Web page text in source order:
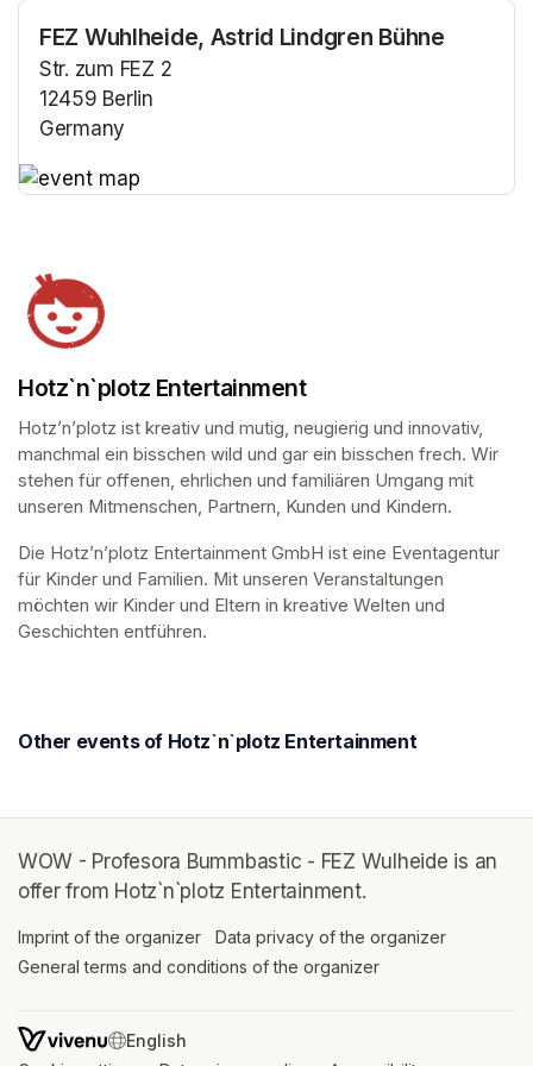
FEZ Wuhlheide, Astrid Lindgren Bühne
Str. zum FEZ 2
12459 Berlin
Germany
Hotz`n`plotz Entertainment
Hotz’n’plotz ist kreativ und mutig, neugierig und innovativ,
manchmal ein bisschen wild und gar ein bisschen frech. Wir
stehen für offenen, ehrlichen und familiären Umgang mit
unseren Mitmenschen, Partnern, Kunden und Kindern.
Die Hotz’n’plotz Entertainment GmbH ist eine Eventagentur
für Kinder und Familien. Mit unseren Veranstaltungen
möchten wir Kinder und Eltern in kreative Welten und
Geschichten entführen.
Other events of Hotz`n`plotz Entertainment
WOW - Profesora Bummbastic - FEZ Wulheide is an
offer from Hotz`n`plotz Entertainment.
Imprint of the organizer (opens in a new tab)
Data privacy of the organizer
General terms and conditions of the organizer
SWITCH LANGUAGE